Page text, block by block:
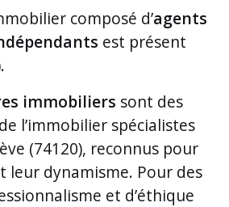
composé d’agents
est présent
immobiliers sont des
l’immobilier spécialistes
(74120), reconnus pour
leur dynamisme. Pour des
et d’éthique